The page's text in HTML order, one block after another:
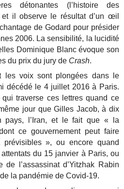
détonantes (l’histoire des
il observe le résultat d’un œil
de Godard pour présider
2006. La sensibilité, la lucidité
Dominique Blanc évoque son
du prix du jury de Crash.
voix sont plongées dans le
décédé le 4 juillet 2016 à Paris.
qui traverse ces lettres quand ce
jour que Gilles Jacob, à dix
pays, l’Iran, et le fait que « la
ce gouvernement peut faire
prévisibles », ou encore quand
du 15 janvier à Paris, ou
l’assassinat d’Yitzhak Rabin
la pandémie de Covid-19.